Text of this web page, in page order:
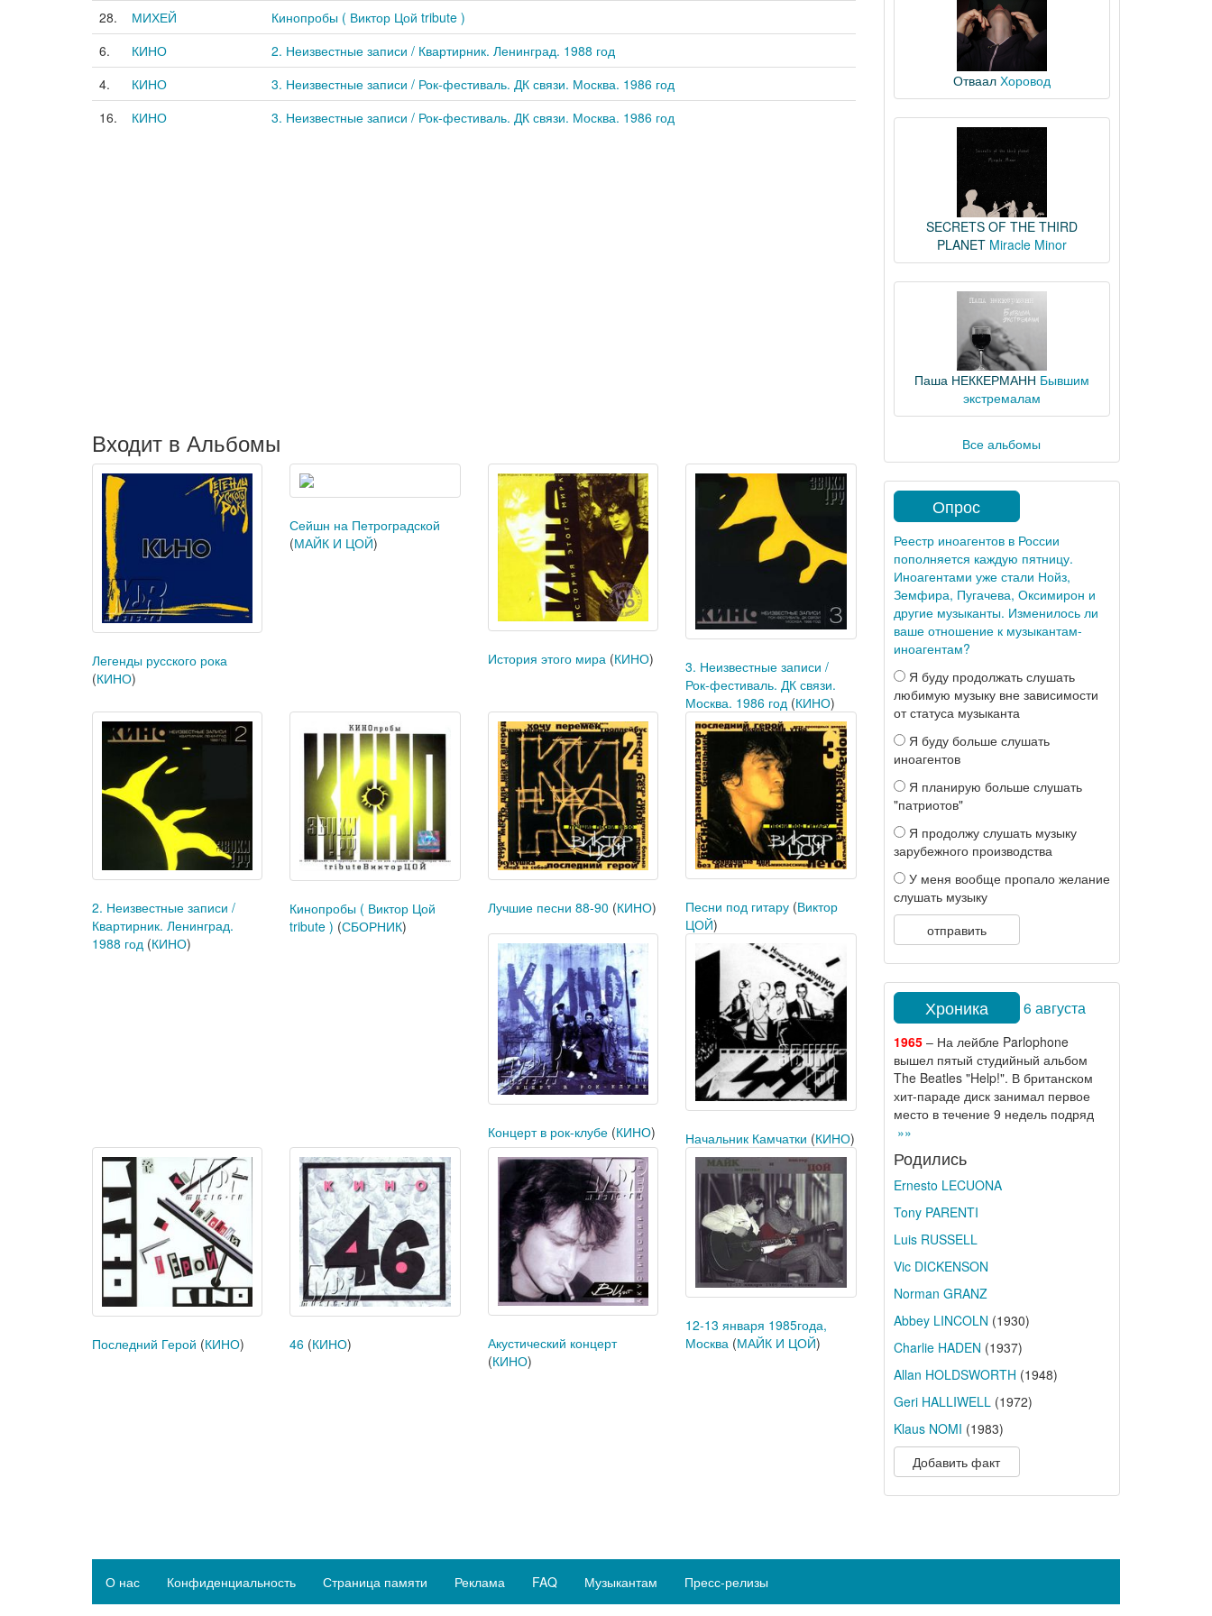
28.
МИХЕЙ
Кинопробы ( Виктор Цой tribute )
6.
КИНО
2. Неизвестные записи / Квартирник. Ленинград. 1988 год
4.
КИНО
3. Неизвестные записи / Рок-фестиваль. ДК связи. Москва. 1986 год
16.
КИНО 3. Неизвестные записи / Рок-фестиваль. ДК связи. Москва. 1986 год
Входит в Альбомы
Легенды русского рока
(КИНО)
Сейшн на Петроградской
(МАЙК И ЦОЙ)
История этого мира (КИНО)
3. Неизвестные записи /
Рок-фестиваль. ДК связи.
Москва. 1986 год (КИНО)
2. Неизвестные записи /
Квартирник. Ленинград.
1988 год (КИНО)
Кинопробы ( Виктор Цой
tribute ) (СБОРНИК)
Лучшие песни 88-90 (КИНО) Песни под гитару (Виктор
ЦОЙ)
Концерт в рок-клубе (КИНО) Начальник Камчатки (КИНО)
Последний Герой (КИНО) 46 (КИНО)
Акустический концерт
(КИНО)
12-13 января 1985года,
Москва (МАЙК И ЦОЙ)
Отваал Хоровод
SECRETS OF THE THIRD
PLANET Miracle Minor
Паша НЕККЕРМАНН Бывшим
экстремалам
Все альбомы
Опрос
Реестр иноагентов в России
пополняется каждую пятницу.
Иноагентами уже стали Нойз,
Земфира, Пугачева, Оксимирон и
другие музыканты. Изменилось ли
ваше отношение к музыкантам-
иноагентам?
Я буду продолжать слушать
любимую музыку вне зависимости
от статуса музыканта
Я буду больше слушать
иноагентов
Я планирую больше слушать
"патриотов"
Я продолжу слушать музыку
зарубежного производства
У меня вообще пропало желание
слушать музыку
отправить
Хроника 6 августа
1965– На лейбле Parlophone
вышел пятый студийный альбом
The Beatles "Help!". В британском
хит-параде диск занимал первое
место в течение 9 недель подряд
»»
Родились
Ernesto LECUONA
Tony PARENTI
Luis RUSSELL
Vic DICKENSON
Norman GRANZ
Abbey LINCOLN (1930)
Charlie HADEN (1937)
Allan HOLDSWORTH (1948)
Geri HALLIWELL(1972)
Klaus NOMI (1983)
Добавить факт
О нас Конфиденциальность Страница памяти Реклама FAQ Музыкантам Пресс-релизы